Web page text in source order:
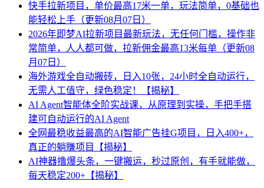
快手拉新项目，单价最高17米一单，玩法简单，0基础也
能轻松上手（更新08月07日）
2026年即梦AI拉新项目最新玩法，无任何门槛，操作非
常简单，人人都可做，拉新佣金最高13米每单（更新08
月07日）
海外游戏全自动搬砖，日入10张，24小时全自动运行，
无需人工值守，绿色稳定！【揭秘】
AI Agent智能体全阶实战课，从原理到实操，手把手搭
建可自动运行的AI Agent
全网最稳收益最高的AI智能广告挂G项目，日入400+，
真正的躺賺项目【揭秘】
AI神器撸爆头条，一键搬运，秒过原创，有手就能做，
每天稳定200+【揭秘】